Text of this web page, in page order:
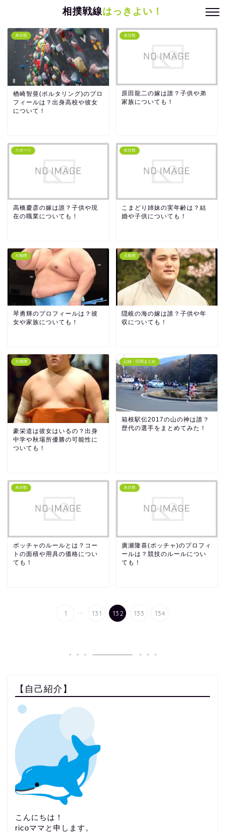
相撲戦線はっきよい！
未分類
楢崎智亜(ボルタリング)のプロ
フィールは？出身高校や彼女
について！
未分類
原田龍二の嫁は誰？子供や弟
家族についても！
スポーツ
高橋慶彦の嫁は誰？子供や現
在の職業についても！
未分類
こまどり姉妹の実年齢は？結
婚や子供についても！
大相撲
琴勇輝のプロフィールは？彼
女や家族についても！
大相撲
隠岐の海の嫁は誰？子供や年
収についても！
大相撲
豪栄道は彼女はいるの？出身
中学や秋場所優勝の可能性に
ついても！
記録・区間まとめ
箱根駅伝2017の山の神は誰？
歴代の選手をまとめてみた！
未分類
ボッチャのルールとは？コー
トの面積や用具の価格につい
ても！
未分類
廣瀬隆喜(ボッチャ)のプロフィ
ールは？競技のルールについ
ても！
1 ... 131 132 133 134
【自己紹介】
こんにちは！
ricoママと申します。